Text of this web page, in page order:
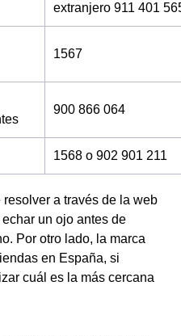
extranjero 911 401
1567
900 866 064
1568 o 902 901 211
a través de la web
un ojo antes de
Por otro lado, la marca
en España, si
cuál es la más cercana